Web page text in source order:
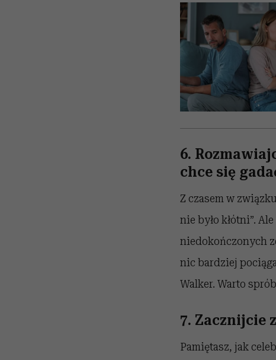
6.
chce się
Z czasem w
nie było kłótni”.
niedokończonych
nic bardziej
Walker. Warto
7. Zacznijcie
Pamiętasz, jak